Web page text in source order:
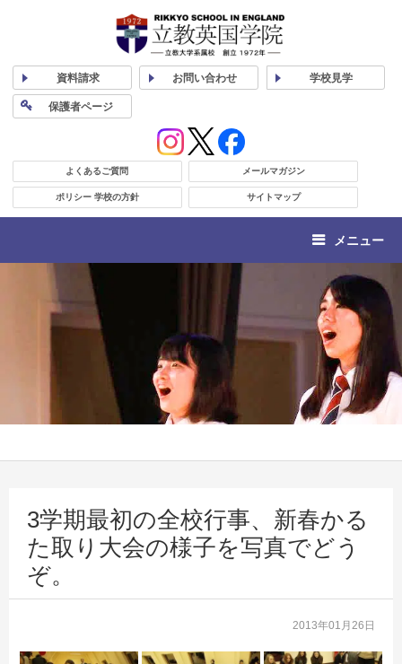
資料請求 お問い合わせ 学校見学
保護者ページ
よくあるご質問 メールマガジン
ポリシー 学校の方針 サイトマップ
メニュー
3学期最初の全校行事、新春かる
た取り大会の様子を写真でどう
ぞ。
2013年01月26日